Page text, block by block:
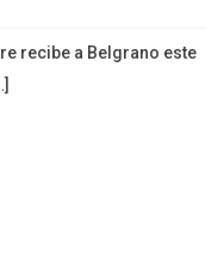
recibe a Belgrano este